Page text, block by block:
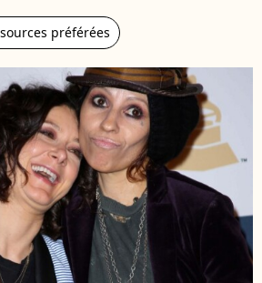
préférées